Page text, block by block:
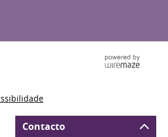
Contacto